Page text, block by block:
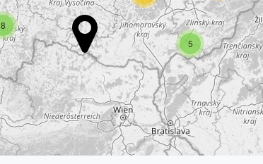
8
5